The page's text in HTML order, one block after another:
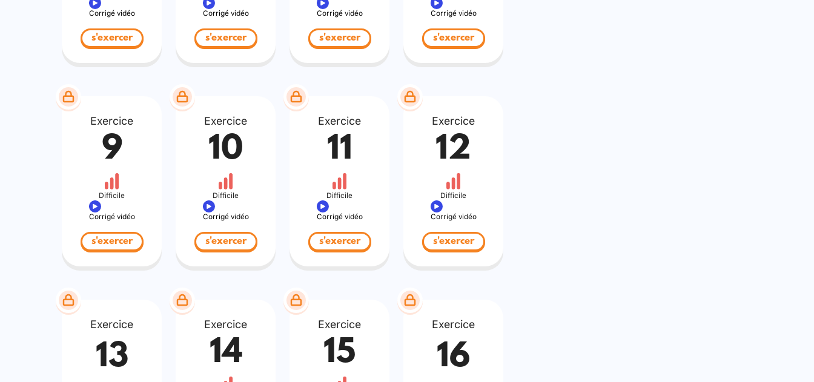
Corrigé vidéo
s'exercer
Corrigé vidéo
s'exercer
Corrigé vidéo
s'exercer
Corrigé vidéo
s'exercer
Exercice
9
Difficile
Corrigé vidéo
s'exercer
Exercice
10
Difficile
Corrigé vidéo
s'exercer
Exercice
11
Difficile
Corrigé vidéo
s'exercer
Exercice
12
Difficile
Corrigé vidéo
s'exercer
Exercice
13
Exercice
14
Exercice
15
Exercice
16